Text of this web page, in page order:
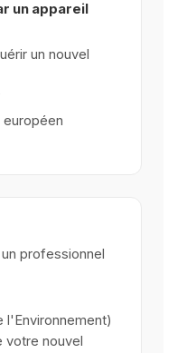
un appareil
un nouvel
européen
professionnel
l'Environnement)
votre nouvel